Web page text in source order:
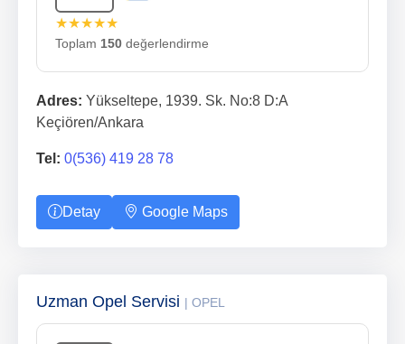
★★★★★
Toplam 150 değerlendirme
Adres: Yükseltepe, 1939. Sk. No:8 D:A
Keçiören/Ankara
Tel: 0(536) 419 28 78
Detay Google Maps
Uzman Opel Servisi | OPEL